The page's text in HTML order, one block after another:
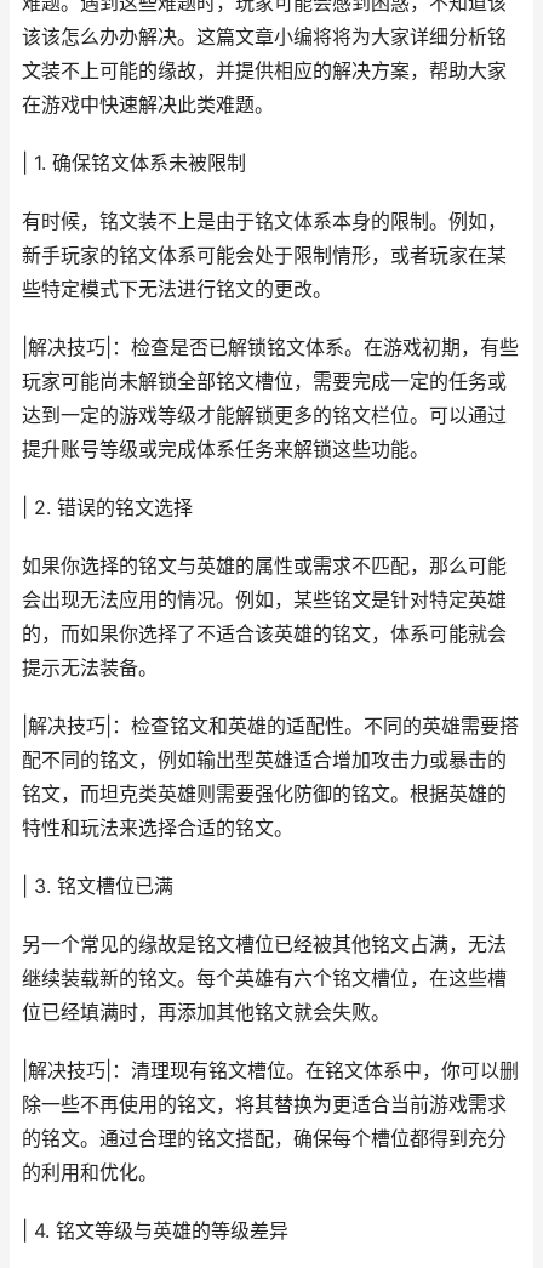
该该怎么办办解决。这篇文章小编将将为大家详细分析铭
文装不上可能的缘故，并提供相应的解决方案，帮助大家
在游戏中快速解决此类难题。
| 1. 确保铭文体系未被限制
有时候，铭文装不上是由于铭文体系本身的限制。例如，
新手玩家的铭文体系可能会处于限制情形，或者玩家在某
些特定模式下无法进行铭文的更改。
|解决技巧|：检查是否已解锁铭文体系。在游戏初期，有些
玩家可能尚未解锁全部铭文槽位，需要完成一定的任务或
达到一定的游戏等级才能解锁更多的铭文栏位。可以通过
提升账号等级或完成体系任务来解锁这些功能。
| 2. 错误的铭文选择
如果你选择的铭文与英雄的属性或需求不匹配，那么可能
会出现无法应用的情况。例如，某些铭文是针对特定英雄
的，而如果你选择了不适合该英雄的铭文，体系可能就会
提示无法装备。
|解决技巧|：检查铭文和英雄的适配性。不同的英雄需要搭
配不同的铭文，例如输出型英雄适合增加攻击力或暴击的
铭文，而坦克类英雄则需要强化防御的铭文。根据英雄的
特性和玩法来选择合适的铭文。
| 3. 铭文槽位已满
另一个常见的缘故是铭文槽位已经被其他铭文占满，无法
继续装载新的铭文。每个英雄有六个铭文槽位，在这些槽
位已经填满时，再添加其他铭文就会失败。
|解决技巧|：清理现有铭文槽位。在铭文体系中，你可以删
除一些不再使用的铭文，将其替换为更适合当前游戏需求
的铭文。通过合理的铭文搭配，确保每个槽位都得到充分
的利用和优化。
| 4. 铭文等级与英雄的等级差异